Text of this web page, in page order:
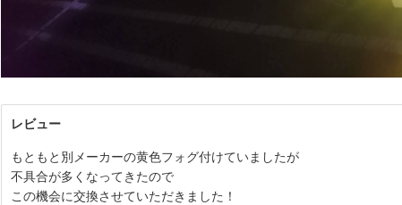
レビュー
もともと別メーカーの黄色フォグ付けていましたが
不具合が多くなってきたので
この機会に交換させていただきました！